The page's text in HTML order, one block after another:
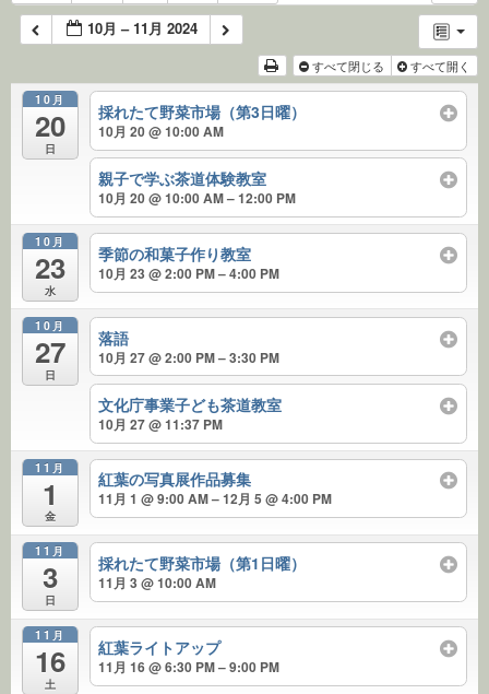
10月 – 11月 2024
すべて閉じる すべて開く
10月
20
日
採れたて野菜市場（第3日曜）
10月 20 @ 10:00 AM
親子で学ぶ茶道体験教室
10月 20 @ 10:00 AM – 12:00 PM
10月
23
水
季節の和菓子作り教室
10月 23 @ 2:00 PM – 4:00 PM
10月
27
日
落語
10月 27 @ 2:00 PM – 3:30 PM
文化庁事業子ども茶道教室
10月 27 @ 11:37 PM
11月
1
金
紅葉の写真展作品募集
11月 1 @ 9:00 AM – 12月 5 @ 4:00 PM
11月
3
日
採れたて野菜市場（第1日曜）
11月 3 @ 10:00 AM
11月
16
土
紅葉ライトアップ
11月 16 @ 6:30 PM – 9:00 PM